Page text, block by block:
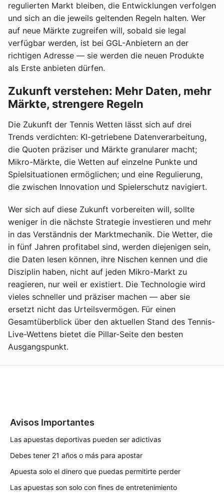
regulierten Markt bleiben, die Entwicklungen verfolgen
und sich an die jeweils geltenden Regeln halten. Wer
auf neue Märkte zugreifen will, sobald sie legal
verfügbar werden, ist bei GGL-Anbietern an der
richtigen Adresse — sie werden die neuen Produkte
als Erste anbieten dürfen.
Zukunft verstehen: Mehr Daten, mehr
Märkte, strengere Regeln
Die Zukunft der Tennis Wetten lässt sich auf drei
Trends verdichten: KI-getriebene Datenverarbeitung,
die Quoten präziser und Märkte granularer macht;
Mikro-Märkte, die Wetten auf einzelne Punkte und
Spielsituationen ermöglichen; und eine Regulierung,
die zwischen Innovation und Spielerschutz navigiert.
Wer sich auf diese Zukunft vorbereiten will, sollte
weniger in die nächste Strategie investieren und mehr
in das Verständnis der Marktmechanik. Die Wetter, die
in fünf Jahren profitabel sind, werden diejenigen sein,
die Daten lesen können, ihre Nischen kennen und die
Disziplin haben, nicht auf jeden Mikro-Markt zu
reagieren, nur weil er existiert. Die Technologie wird
vieles schneller und präziser machen — aber sie
ersetzt nicht das Urteilsvermögen. Für einen
Gesamtüberblick über den aktuellen Stand des Tennis-
Live-Wettens bietet die Pillar-Seite den besten
Ausgangspunkt.
Avisos Importantes
Las apuestas deportivas pueden ser adictivas
Debes tener 21 años o más para apostar
Apuesta solo el dinero que puedas permitirte perder
Las apuestas son solo con fines de entretenimiento